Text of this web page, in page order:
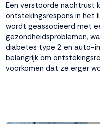
Een verstoorde nachtrust
ontstekingsrespons in het
wordt geassocieerd met
gezondheidsproblemen,
diabetes type 2 en auto-
belangrijk om
voorkomen dat ze erger